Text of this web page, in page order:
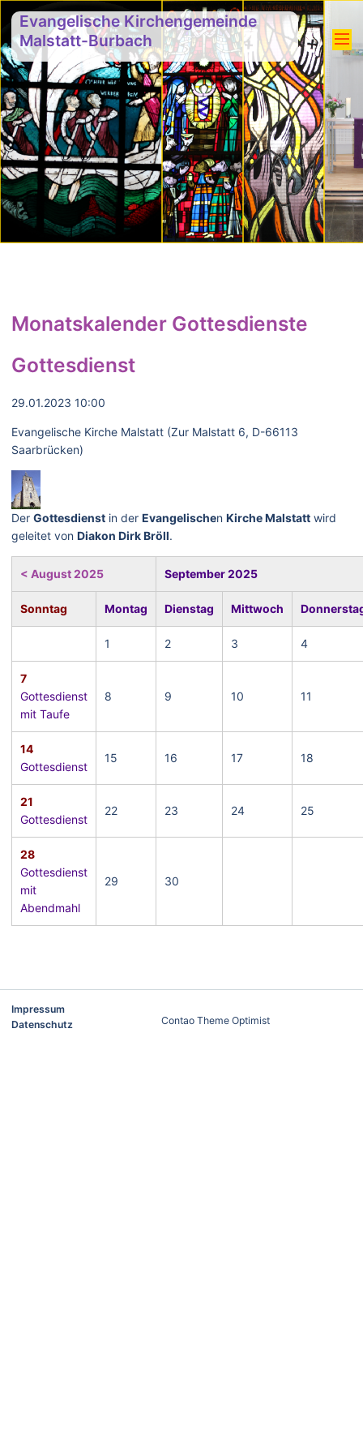
Evangelische Kirchengemeinde
Malstatt-Burbach
Monatskalender Gottesdienste
Gottesdienst
29.01.2023 10:00
Evangelische Kirche Malstatt (Zur Malstatt 6, D-66113
Saarbrücken)
Der Gottesdienst in der Evangelischen Kirche Malstatt wird
geleitet von Diakon Dirk Bröll.
< August 2025 September 2025
Sonntag Montag Dienstag Mittwoch
1 2 3 4
7
Gottesdienst
mit Taufe
8 9 10 11
14
Gottesdienst
15 16 17 18
21
Gottesdienst
22 23 24 25
28
Gottesdienst
mit
Abendmahl
29 30
Impressum
Datenschutz
Contao Theme Optimist